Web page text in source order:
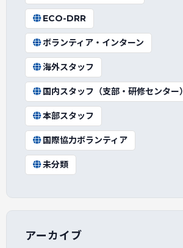
ECO-DRR
ボランティア・インターン
海外スタッフ
国内スタッフ（支部・研修センター）
本部スタッフ
国際協力ボランティア
未分類
アーカイブ